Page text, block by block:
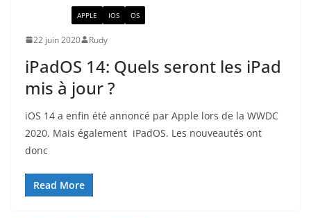
APPLE IOS OS
22 juin 2020 Rudy
iPadOS 14: Quels seront les iPad
mis à jour ?
iOS 14 a enfin été annoncé par Apple lors de la WWDC
2020. Mais également iPadOS. Les nouveautés ont
donc
Read More